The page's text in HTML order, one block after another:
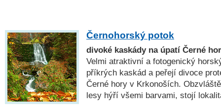
Černohorský potok
divoké kaskády na úpatí Černé
Velmi atraktivní a fotogenický
příkrých kaskád a peřejí divoce
Černé hory v Krkonoších.
lesy hýří všemi barvami, stojí